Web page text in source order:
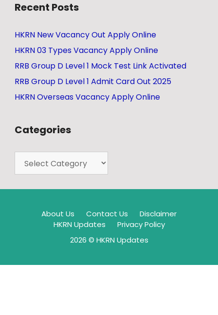
Recent Posts
HKRN New Vacancy Out Apply Online
HKRN 03 Types Vacancy Apply Online
RRB Group D Level 1 Mock Test Link Activated
RRB Group D Level 1 Admit Card Out 2025
HKRN Overseas Vacancy Apply Online
Categories
About Us Contact Us
Disclaimer
HKRN Updates
Privacy Policy
2026 © HKRN Updates